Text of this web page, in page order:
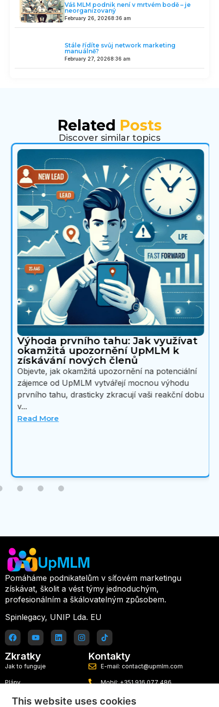
February 26, 20268:36 am
Váš MLM podnik není v mrtvém bodě – je
neorganizovaný
February 27, 20268:36 am
Stále řídíte svůj network marketing
manuálně?
Related Posts
Discover similar topics
Výhoda prvního tahu: Jak využívat
okamžitá upozornění UpMLM k
získávání nových členů
Objevte, jak okamžitá upozornění na potenciální
zájemce od UpMLM vytvářejí mocnou výhodu
prvního tahu, drasticky zkracují vaši reakční dobu
v...
Read More
Pomáháme podnikatelům v síťovém marketingu
získávat, školit a vést týmy jednoduchým,
profesionálním a škálovatelným způsobem.
Spinlegacy, UNIP Lda. EU
Zkratky
Jak to funguje
Plány
Blog
Kontakty
E-mail: contact@upmlm.com
Mobil: +351 916 077 486
Vyzkoušejte Platformu Lídra zdarma
This website uses cookies